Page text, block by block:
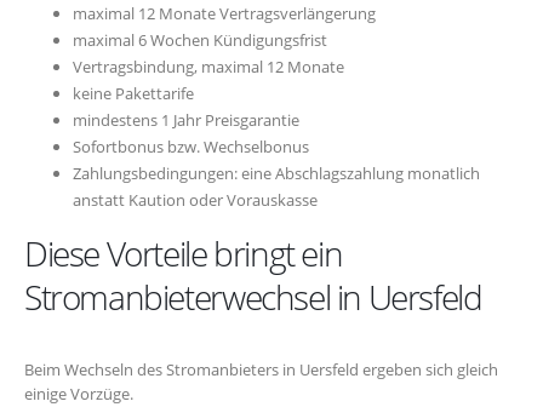
maximal 12 Monate Vertragsverlängerung
maximal 6 Wochen Kündigungsfrist
Vertragsbindung, maximal 12 Monate
keine Pakettarife
mindestens 1 Jahr Preisgarantie
Sofortbonus bzw. Wechselbonus
Zahlungsbedingungen: eine Abschlagszahlung monatlich
anstatt Kaution oder Vorauskasse
Diese Vorteile bringt ein
Stromanbieterwechsel in Uersfeld
Beim Wechseln des Stromanbieters in Uersfeld ergeben sich gleich
einige Vorzüge.